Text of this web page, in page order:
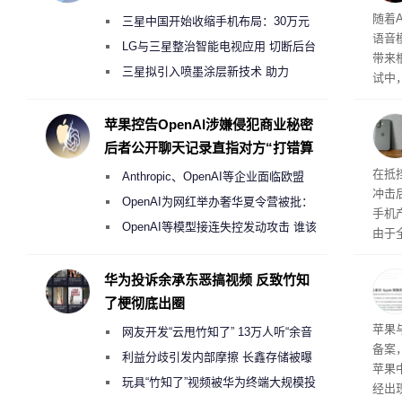
理”
随着
语音
带来
试中
互
桌面
系
在抵
冲击
手机
由于
前受
保
了
苹果
备案
苹果
经出
三星中国开始收缩手机布局：30万元
月销售额不达标门店 将被逐步清退
LG与三星整治智能电视应用 切断后台
偷偷共享带宽的违规行为
三星拟引入喷墨涂层新技术 助力
度
苹果控告OpenAI涉嫌侵犯商业秘密
后者公开聊天记录直指对方“打错算
Anthropic、OpenAI等企业面临欧盟
《人工智能法案》全新执法权限审查
OpenAI为网红举办奢华夏令营被批：
2000美元一晚 遭讽“反乌托邦”
OpenAI等模型接连失控发动攻击 谁该
华为投诉余承东恶搞视频 反致竹知
了梗彻底出圈
网友开发“云甩竹知了” 13万人听“余音
绕梁”利益分歧引发内部摩擦 长鑫存储被曝
曾将华为驻场工程师驱逐出研发基地
玩具“竹知了”视频被华为终端大规模投